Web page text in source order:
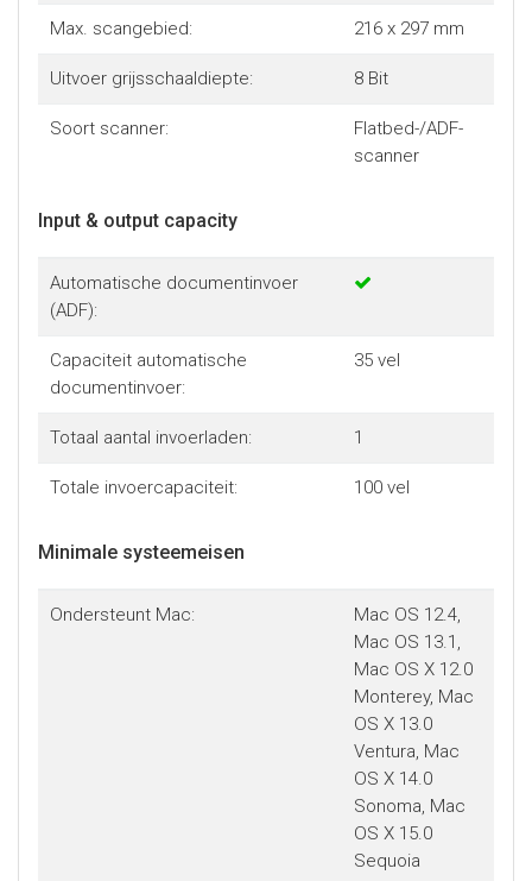
Max. scangebied: 216 x 297 mm
Uitvoer grijsschaaldiepte: 8 Bit
Soort scanner:
Flatbed-/ADF-
scanner
Input & output capacity
Automatische documentinvoer
(ADF):
Capaciteit automatische
documentinvoer:
35 vel
Totaal aantal invoerladen: 1
Totale invoercapaciteit: 100 vel
Minimale systeemeisen
Ondersteunt Mac:
Mac OS 12.4,
Mac OS 13.1,
Mac OS X 12.0
Monterey, Mac
OS X 13.0
Ventura, Mac
OS X 14.0
Sonoma, Mac
OS X 15.0
Sequoia